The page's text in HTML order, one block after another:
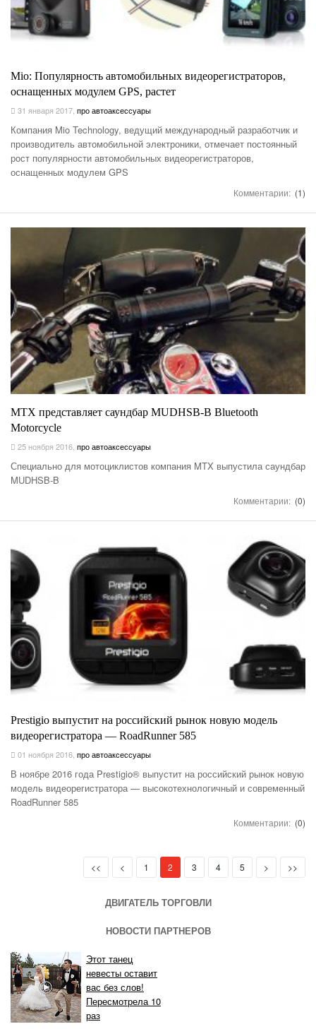
Mio: Популярность автомобильных видеорегистраторов,
оснащенных модулем GPS, растет
31 января 2017, про автоаксессуары
Компания Mio Technology, ведущий международный разработчик и
производитель автомобильной электроники, отмечает постоянный
рост популярности автомобильных видеорегистраторов,
оснащенных модулем GPS
Комментарии: (1)
MTX представляет саундбар MUDHSB-B Bluetooth
Motorcycle
25 ноября 2016 про автоаксессуары
Специально для мотоциклистов компания MTX выпустила саундбар
MUDHSB-B
Комментарии: (0)
Prestigio выпустит на российский рынок новую модель
видеорегистратора — RoadRunner 585
01 ноября 2016 про автоаксессуары
В ноябре 2016 года Prestigio® выпустит на российский рынок новую
модель видеорегистратора — высокотехнологичный и современный
RoadRunner 585
Комментарии: (0)
<< < 1 2 (current)
3 4 5 > >>
ДВИГАТЕЛЬ ТОРГОВЛИ
НОВОСТИ ПАРТНЕРОВ
Этот танец
невесты оставит
вас без слов!
Пересмотрела 10
раз